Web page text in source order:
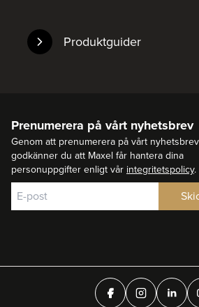
Produktguider
Prenumerera på vårt nyhetsbrev
Genom att prenumerera på vårt nyhetsbrev
godkänner du att Maxel får hantera dina
personuppgifter enligt vår integritetspolicy.